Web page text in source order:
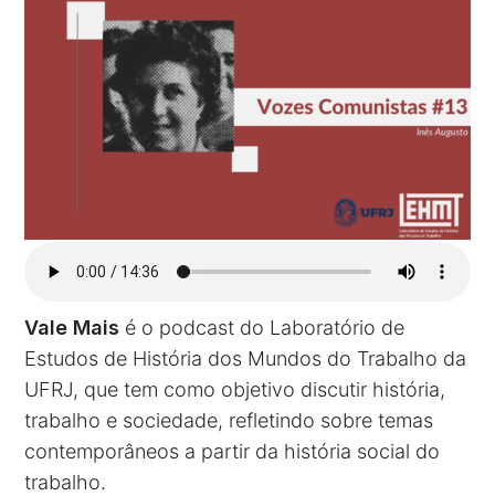
Vale Mais é o podcast do Laboratório de
Estudos de História dos Mundos do Trabalho da
UFRJ, que tem como objetivo discutir história,
trabalho e sociedade, refletindo sobre temas
contemporâneos a partir da história social do
trabalho.